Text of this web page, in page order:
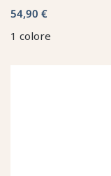
54,90 €
1 colore